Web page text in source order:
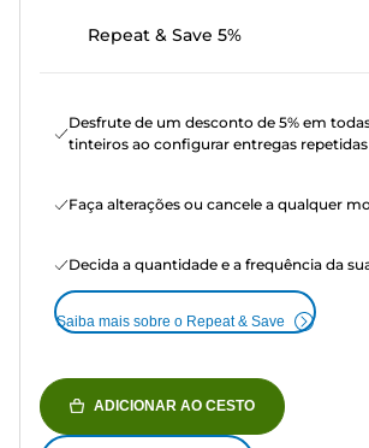
Repeat & Save 5%
Desfrute de um desconto de 5% em
tinteiros ao configurar entregas repetidas
Faça alterações ou cancele a qualquer
Decida a quantidade e a frequência da
Saiba mais sobre o Repeat & Save
ADICIONAR AO CESTO